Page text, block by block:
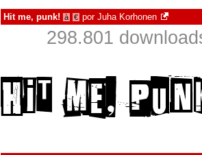
Hit me, punk! à € por Juha Korhonen
298.801